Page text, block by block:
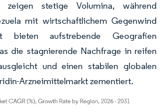
stetige Volumina, während
mit wirtschaftlichem Gegenwind
bieten aufstrebende Geografien
die stagnierende Nachfrage in reifen
und einen stabilen globalen
Arzneimittelmarkt zementiert.